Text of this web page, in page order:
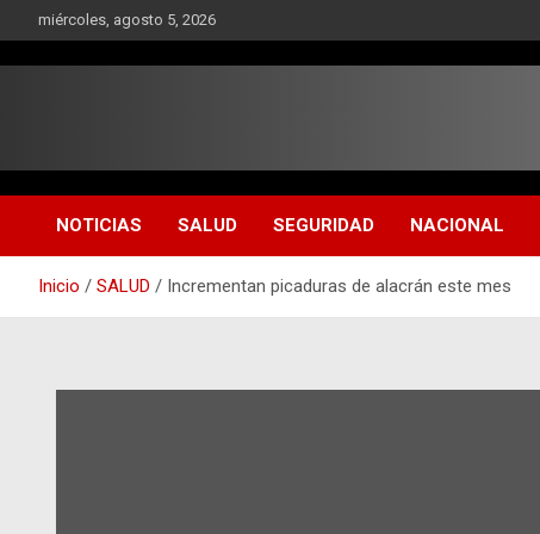
al
contenido
miércoles, agosto 5, 2026
NOTICIAS SALUD SEGURIDAD NACIONAL
Inicio SALUD Incrementan picaduras de alacrán este mes